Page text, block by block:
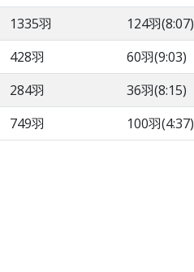
1335羽 124羽(8:07)
428羽 60羽(9:03)
284羽 36羽(8:15)
749羽 100羽(4:37)